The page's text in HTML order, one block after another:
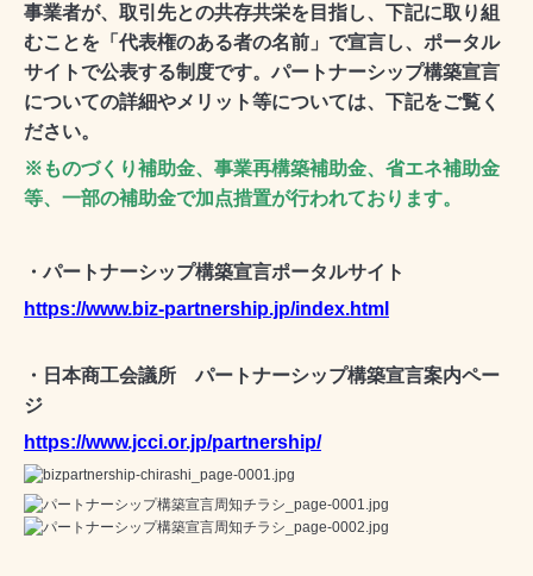
事業者が、取引先との共存共栄を目指し、下記に取り組
むことを「代表権のある者の名前」で宣言し、ポータル
サイトで公表する制度です。パートナーシップ構築宣言
についての詳細やメリット等については、下記をご覧く
ださい。
※ものづくり補助金、事業再構築補助金、省エネ補助金
等、一部の補助金で加点措置が行われております。
・パートナーシップ構築宣言ポータルサイト
https://www.biz-partnership.jp/index.html
・日本商工会議所 パートナーシップ構築宣言案内ペー
ジ
https://www.jcci.or.jp/partnership/